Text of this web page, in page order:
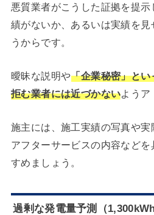
悪質業者がこうした証拠を提
績がないか、あるいは実績を見
うからです。
曖昧な説明や「企業秘密」と
拒む業者には近づかないようア
施主には、施工実績の写真や実
アフターサービスの内容など
すめましょう。
過剰な発電量予測（1,300kWh